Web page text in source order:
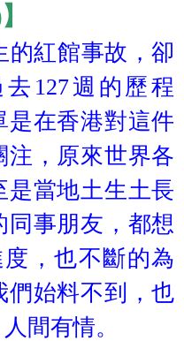
的紅館事故，卻
127週的歷程
是在香港對這件
注，原來世界各
是當地土生土長
同事朋友，都想
，也不斷的為
們始料不到，也
間有情。